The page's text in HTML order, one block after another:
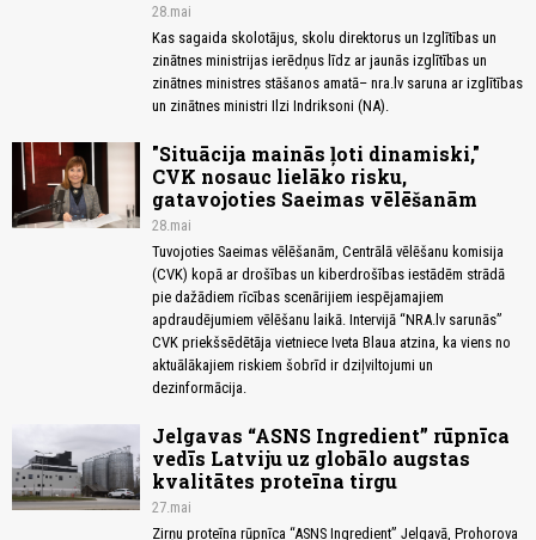
28.mai
Kas sagaida skolotājus, skolu direktorus un Izglītības un
zinātnes ministrijas ierēdņus līdz ar jaunās izglītības un
zinātnes ministres stāšanos amatā– nra.lv saruna ar izglītības
un zinātnes ministri Ilzi Indriksoni (NA).
"Situācija mainās ļoti dinamiski,"
CVK nosauc lielāko risku,
gatavojoties Saeimas vēlēšanām
28.mai
Tuvojoties Saeimas vēlēšanām, Centrālā vēlēšanu komisija
(CVK) kopā ar drošības un kiberdrošības iestādēm strādā
pie dažādiem rīcības scenārijiem iespējamajiem
apdraudējumiem vēlēšanu laikā. Intervijā “NRA.lv sarunās”
CVK priekšsēdētāja vietniece Iveta Blaua atzina, ka viens no
aktuālākajiem riskiem šobrīd ir dziļviltojumi un
dezinformācija.
Jelgavas “ASNS Ingredient” rūpnīca
vedīs Latviju uz globālo augstas
kvalitātes proteīna tirgu
27.mai
Zirņu proteīna rūpnīca “ASNS Ingredient” Jelgavā, Prohorova